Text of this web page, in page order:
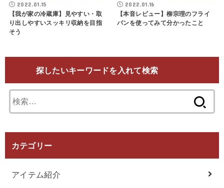
2022.01.15
【我が家の冷蔵庫】見やすい・取
り出しやすいスッキリ収納を目指
そう
2022.01.16
【本音レビュー】柳宗理のフライ
パンを使ってみて分かったこと
探したいキーワードを入れて検索
索:
カテゴリー
アイテム紹介